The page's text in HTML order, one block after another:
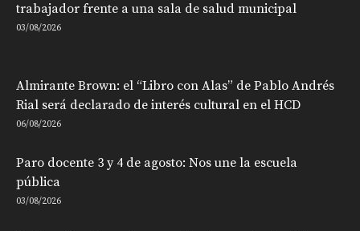
trabajador frente a una sala de salud municipal
03/08/2026
Almirante Brown: el “Libro con Alas” de Pablo Andrés
Rial será declarado de interés cultural en el HCD
06/08/2026
Paro docente 3 y 4 de agosto: Nos une la escuela
pública
03/08/2026